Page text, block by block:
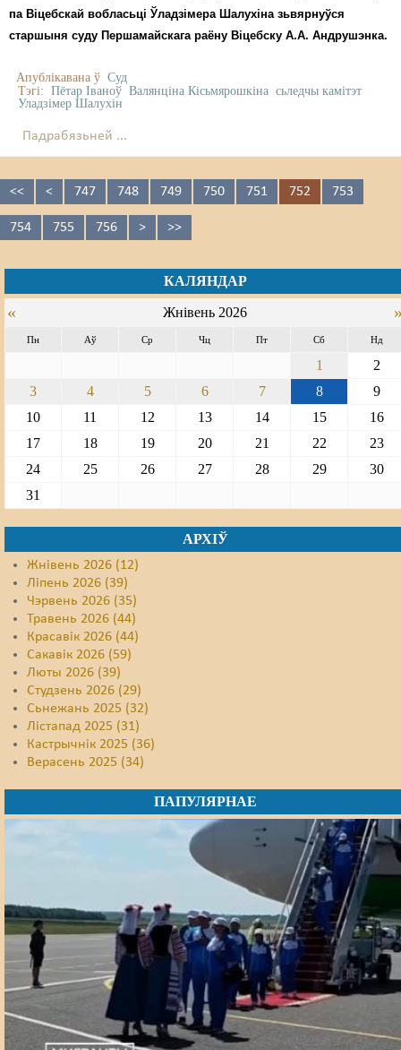
па Віцебскай вобласьці Ўладзімера Шалухіна зьвярнуўся
старшыня суду Першамайскага раёну Віцебску А.А. Андрушэнка.
Апублікавана ў Суд
Тэгі: Пётар Іваноў Валянціна Кісьмярошкіна сьледчы камітэт
Уладзімер Шалухін
Падрабязьней ...
<< < 747 748 749 750 751 752 753
754 755 756 > >>
КАЛЯНДАР
« Жнівень 2026
Пн Аў Ср Чц Пт Сб Нд
1
2
3
4 5 6 7 8
9
10
11 12 13 14 15
16
17
18 19 20 21 22
23
24
25 26 27 28 29
30
31
АРХІЎ
Жнівень 2026 (12)
Ліпень 2026 (39)
Чэрвень 2026 (35)
Травень 2026 (44)
Красавік 2026 (44)
Сакавік 2026 (59)
Люты 2026 (39)
Студзень 2026 (29)
Сьнежань 2025 (32)
Лістапад 2025 (31)
Кастрычнік 2025 (36)
Верасень 2025 (34)
ПАПУЛЯРНАЕ